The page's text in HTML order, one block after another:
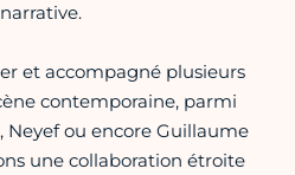
et accompagné plusieurs
contemporaine, parmi
Neyef ou encore Guillaume
une collaboration étroite